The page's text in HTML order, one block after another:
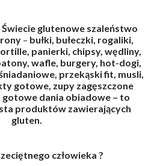
glutenowe szaleństwo
– bułki, bułeczki, rogaliki,
panierki, chipsy, wędliny,
wafle, burgery, hot-dogi,
przekąski fit, musli,
gotowe, zupy zagęszczone
gotowe dania obiadowe – to
produktów zawierających
gluten.
człowieka ?